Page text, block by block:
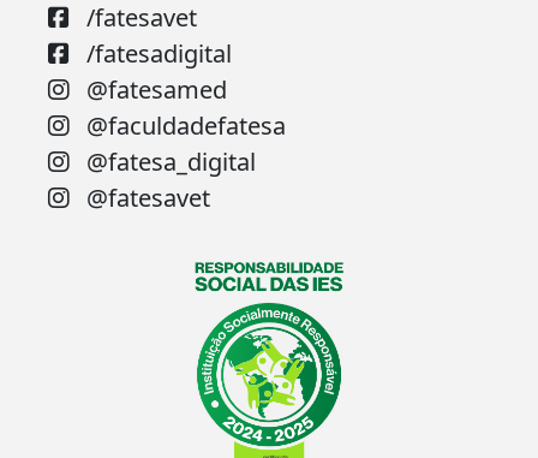
/fatesavet
/fatesadigital
@fatesamed
@faculdadefatesa
@fatesa_digital
@fatesavet